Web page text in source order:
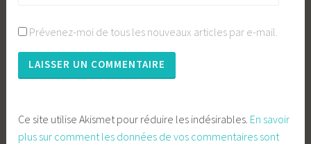
Prévenez-moi de tous les nouveaux articles par e-mail.
Ce site utilise Akismet pour réduire les indésirables. En savoir
plus sur comment les données de vos commentaires sont